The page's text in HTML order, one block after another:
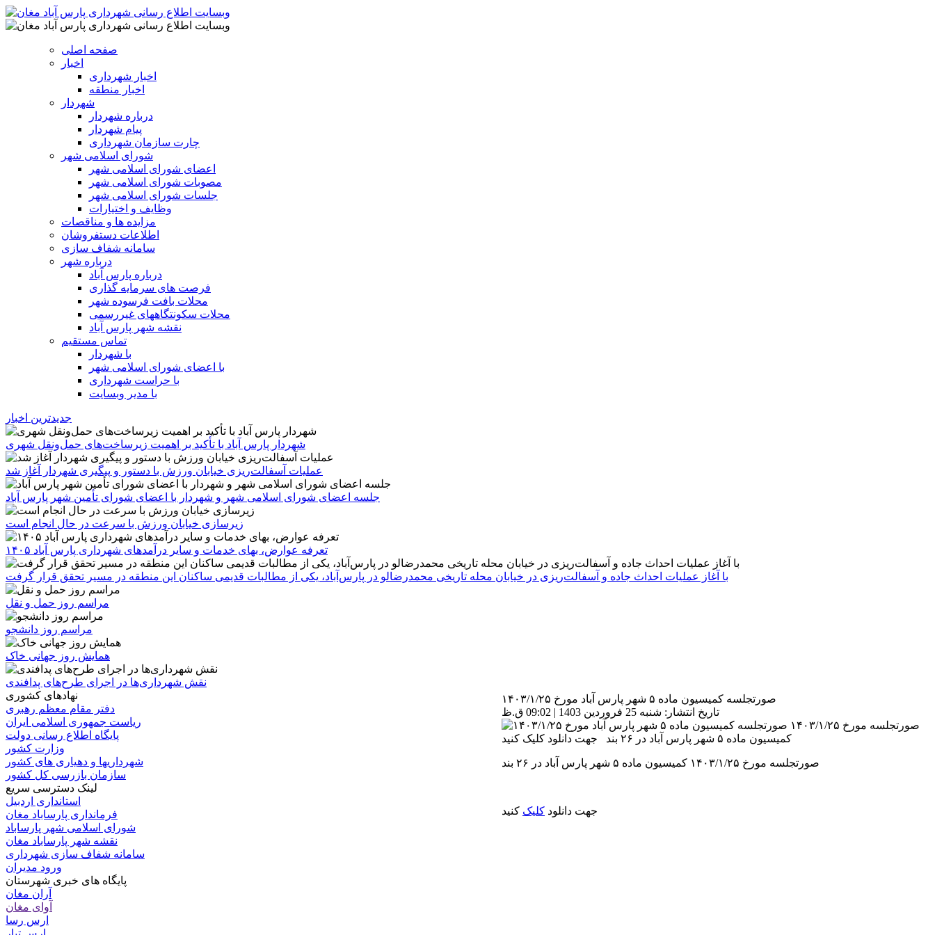
صفحه اصلی
اخبار
اخبار شهرداری
اخبار منطقه
شهردار
درباره شهردار
پیام شهردار
چارت سازمان شهرداری
شورای اسلامی شهر
اعضای شورای اسلامی شهر
مصوبات شورای اسلامی شهر
جلسات شورای اسلامی شهر
وظایف و اختیارات
مزایده ها و مناقصات
اطلاعات دستفروشان
سامانه شفاف سازی
درباره شهر
درباره پارس آباد
فرصت های سرمایه گذاری
محلات بافت فرسوده شهر
محلات سکونتگاههای غیررسمی
نقشه شهر پارس آباد
تماس مستقیم
با شهردار
با اعضای شورای اسلامی شهر
با حراست شهرداری
با مدیر وبسایت
جدیدترین اخبار
شهردار پارس آباد با تأکید بر اهمیت زیرساخت‌های حمل‌ونقل شهری
عملیات آسفالت‌ریزی خیابان ورزش با دستور و پیگیری شهردار آغاز شد
جلسه اعضای شورای اسلامی شهر و شهردار با اعضای شورای تأمین شهر پارس آباد
زیرسازی خیابان ورزش با سرعت در حال انجام است
تعرفه عوارض، بهای خدمات و سایر درآمدهای شهرداری پارس آباد ۱۴۰۵
با آغاز عملیات احداث جاده و آسفالت‌ریزی در خیابان محله تاریخی محمدرضالو در پارس‌آباد، یکی از مطالبات قدیمی ساکنان این منطقه در مسیر تحقق قرار گرفت
مراسم روز حمل و نقل
مراسم روز دانشجو
همایش روز جهانی خاک
نقش شهرداری‌ها در اجرای طرح‌های پدافندی
صورتجلسه کمیسیون ماده ۵ شهر پارس آباد مورخ ۱۴۰۳/۱/۲۵
تاریخ انتشار: شنبه 25 فروردین 1403 | 09:02 ق.ظ
کمیسیون ماده ۵ شهر پارس آباد در ۲۶ بند جهت دانلود کلیک کنید
صورتجلسه مورخ ۱۴۰۳/۱/۲۵ کمیسیون ماده ۵ شهر پارس آباد در ۲۶ بند
جهت دانلود کلیک کنید
نهادهای کشوری
دفتر مقام معظم رهبری
ریاست جمهوری اسلامی ایران
پایگاه اطلاع رسانی دولت
وزارت کشور
شهرداریها و دهیاری های کشور
سازمان بازرسی کل کشور
لینک دسترسی سریع
استانداری اردبیل
فرمانداری پارساباد مغان
شورای اسلامی شهر پارساباد
نقشه شهر پارساباد مغان
سامانه شفاف سازی شهرداری
ورود مدیران
پایگاه های خبری شهرستان
آران مغان
آوای مغان
ارس رسا